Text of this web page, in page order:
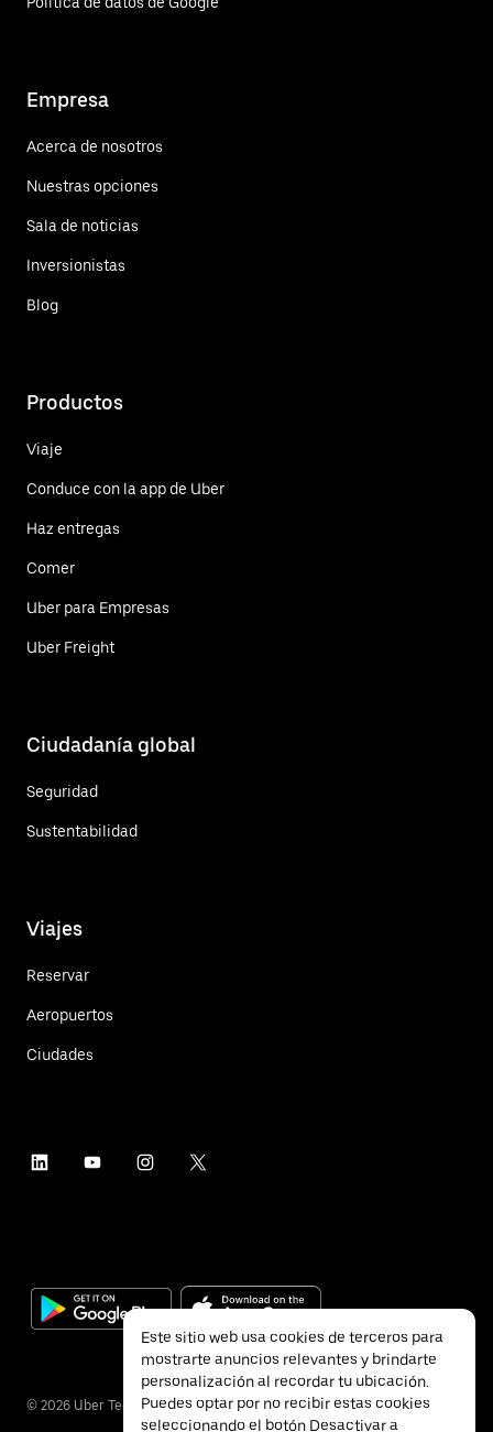
Empresa
Acerca de nosotros
Nuestras opciones
Sala de noticias
Inversionistas
Blog
Productos
Viaje
Conduce con la app de Uber
Haz entregas
Comer
Uber para Empresas
Uber Freight
Ciudadanía global
Seguridad
Sustentabilidad
Viajes
Reservar
Aeropuertos
Ciudades
© 2026 Uber Technologies Inc.
Este sitio web usa cookies de terceros para
mostrarte anuncios relevantes y brindarte
personalización al recordar tu ubicación.
Puedes optar por no recibir estas cookies
seleccionando el botón Desactivar a